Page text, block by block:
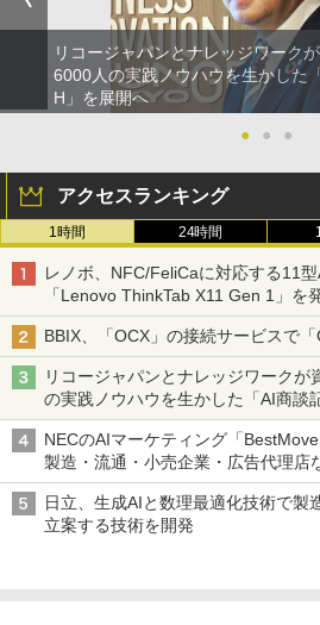
リコージャパンとナレッジワーク
6000人の実践ノウハウを生かした
H」を展開へ
●
● ●
アクセスランキング
1時間 24時間
レノボ、NFC/FeliCaに対応する11
「Lenovo ThinkTab X11 Gen 1」を
BBIX、「OCX」の接続サービスで
リコージャパンとナレッジワークが
の実践ノウハウを生かした「AI商談
NECのAIマーケティング「
製造・流通・小売企業・広告代理店
日立、生成AIと数理最適化技術で製
立案する技術を開発